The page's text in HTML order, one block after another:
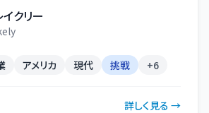
イクリー
アメリカ 現代 挑戦 +6
詳しく見る →